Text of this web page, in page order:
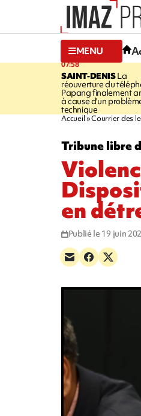
MENU
07:58
SAINT-DENISLa
réouverture du
Papang finalement
à cause d'un
technique
Accueil Courrier des
Tribune libre
en
Publié le 19 juin